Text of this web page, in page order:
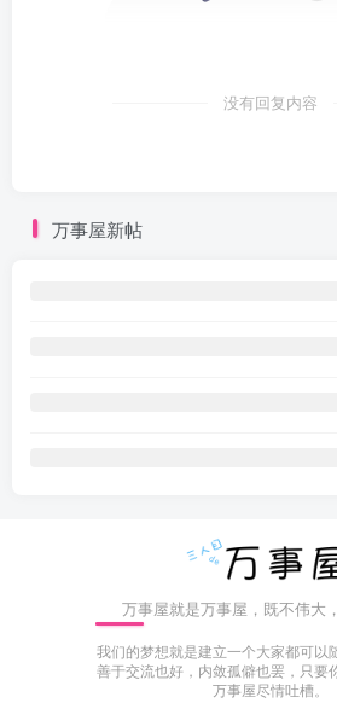
没有回复内容
万事屋新帖
万事屋就是万事屋，既不伟大
我们的梦想就是建立一个大家都可以
善于交流也好，内敛孤僻也罢，只要
万事屋尽情吐槽。